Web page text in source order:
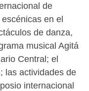
de
en el
de danza,
musical Agitá
Central; el
las actividades de
internacional